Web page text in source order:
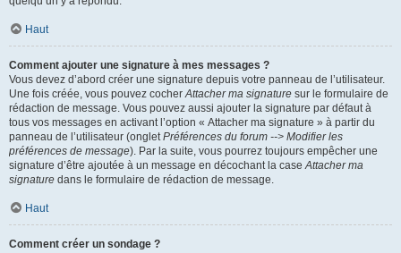
Haut
Comment ajouter une signature à mes messages ?
Vous devez d’abord créer une signature depuis votre panneau de l’utilisateur.
Une fois créée, vous pouvez cocherAttacher ma signature sur le formulaire de
rédaction de message. Vous pouvez aussi ajouter la signature par défaut à
tous vos messages en activant l’option « Attacher ma signature » à partir du
panneau de l’utilisateur (ongletPréférences du forum --> Modifier les
préférences de message). Par la suite, vous pourrez toujours empêcher une
signature d’être ajoutée à un message en décochant la caseAttacher ma
signature dans le formulaire de rédaction de message.
Haut
Comment créer un sondage ?